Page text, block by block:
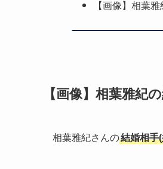
【画像】相葉
【画像】相葉雅紀
相葉雅紀さんの結婚相手